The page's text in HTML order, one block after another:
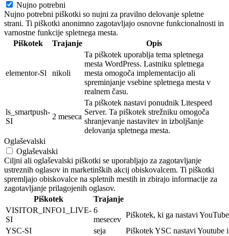
Nujno potrebni
Nujno potrebni piškotki so nujni za pravilno delovanje spletne
strani. Ti piškotki anonimno zagotavljajo osnovne funkcionalnosti in
varnostne funkcije spletnega mesta.
Piškotek
Trajanje Opis
elementor-Sl nikoli
Ta piškotek uporablja tema spletnega
mesta WordPress. Lastniku spletnega
mesta omogoča implementacijo ali
spreminjanje vsebine spletnega mesta v
realnem času.
ls_smartpush-
SI
2 meseca
Ta piškotek nastavi ponudnik Litespeed
Server. Ta piškotek strežniku omogoča
shranjevanje nastavitev in izboljšanje
delovanja spletnega mesta.
Oglaševalski
Oglaševalski
Ciljni ali oglaševalski piškotki se uporabljajo za zagotavljanje
ustreznih oglasov in marketinških akcij obiskovalcem. Ti piškotki
spremljajo obiskovalce na spletnih mestih in zbirajo informacije za
zagotavljanje prilagojenih oglasov.
Piškotek
Trajanje
VISITOR_INFO1_LIVE-
SI
6
mesecev
Piškotek, ki ga nastavi
YSC-SI
seja
Piškotek YSC nastavi Youtube